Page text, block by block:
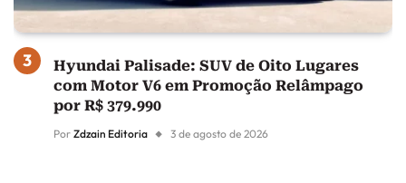
Hyundai Palisade: SUV de Oito Lugares
com Motor V6 em Promoção Relâmpago
por R$ 379.990
Por Zdzain Editoria 3 de agosto de 2026